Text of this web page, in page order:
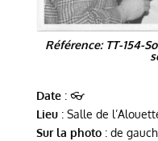
Référence: TT-154-
Date: 👓
Lieu: Salle de
Sur la photo: de